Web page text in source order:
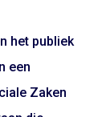
het publiek
een
Zaken